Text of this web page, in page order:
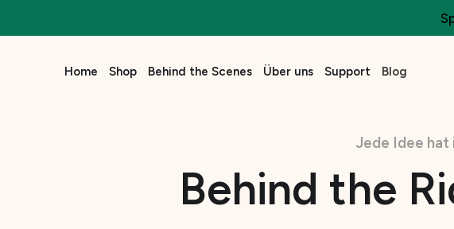
Home Shop Behind the Scenes Über uns Support Blog
Jede Idee hat
Behind the